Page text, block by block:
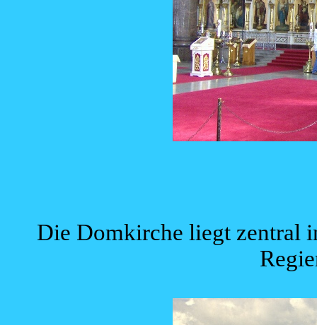
Die Domkirche liegt zentral